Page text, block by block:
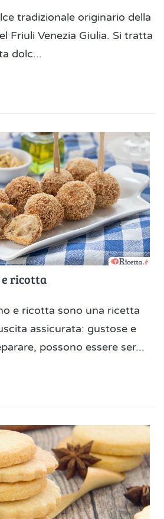
tradizionale originario della
Friuli Venezia Giulia. Si tratta
dolc...
ricotta
e ricotta sono una ricetta
assicurata: gustose e
possono essere ser...